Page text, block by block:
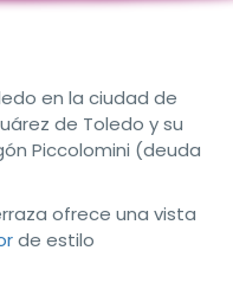
en la ciudad de
de Toledo y su
Piccolomini (deuda
ofrece una vista
de estilo